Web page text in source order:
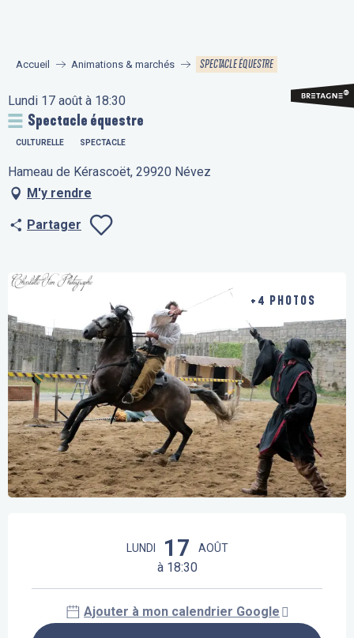
principal
Accueil Animations & marchés SPECTACLE ÉQUESTRE
Lundi 17 août à 18:30
Spectacle équestre
CULTURELLE SPECTACLE
Hameau de Kérascoët, 29920 Névez
M'y rendre
Partager
+4 PHOTOS
LUNDI 17 AOÛT
à 18:30
Ajouter à mon calendrier Google